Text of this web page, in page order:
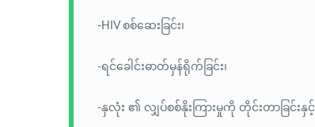
-HIV စစ်ဆေးခြင်း၊
-ရင်ခေါင်းဓာတ်မှန်ရိုက်ခြင်း၊
-နှလုံး ၏ လျှပ်စစ်နိုးကြားမှုကို တိုင်းတာခြင်းနှင့်